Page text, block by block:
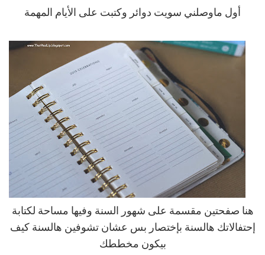
أول ماوصلني سويت دوائر وكتبت على الأيام المهمة
هنا صفحتين مقسمة على شهور السنة وفيها مساحة لكتابة
إحتفالاتك هالسنة بإختصار بس عشان تشوفين هالسنة كيف
بيكون مخططك